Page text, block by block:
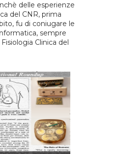
delle esperienze
del CNR, prima
fu di coniugare le
sempre
Clinica del